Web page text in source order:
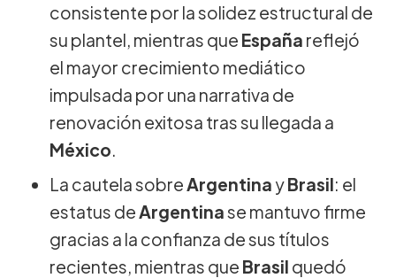
consistente por la solidez estructural de
su plantel, mientras que España reflejó
el mayor crecimiento mediático
impulsada por una narrativa de
renovación exitosa tras su llegada a
México.
La cautela sobre Argentina yBrasil: el
estatus de Argentinase mantuvo firme
gracias a la confianza de sus títulos
recientes, mientras que Brasil quedó